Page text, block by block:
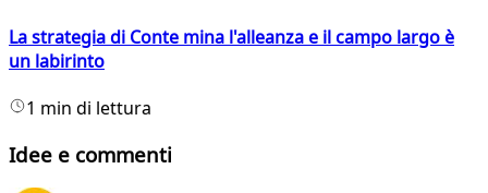
La strategia di Conte mina l'alleanza e il campo largo è
un labirinto
1 min di lettura
Idee e commenti